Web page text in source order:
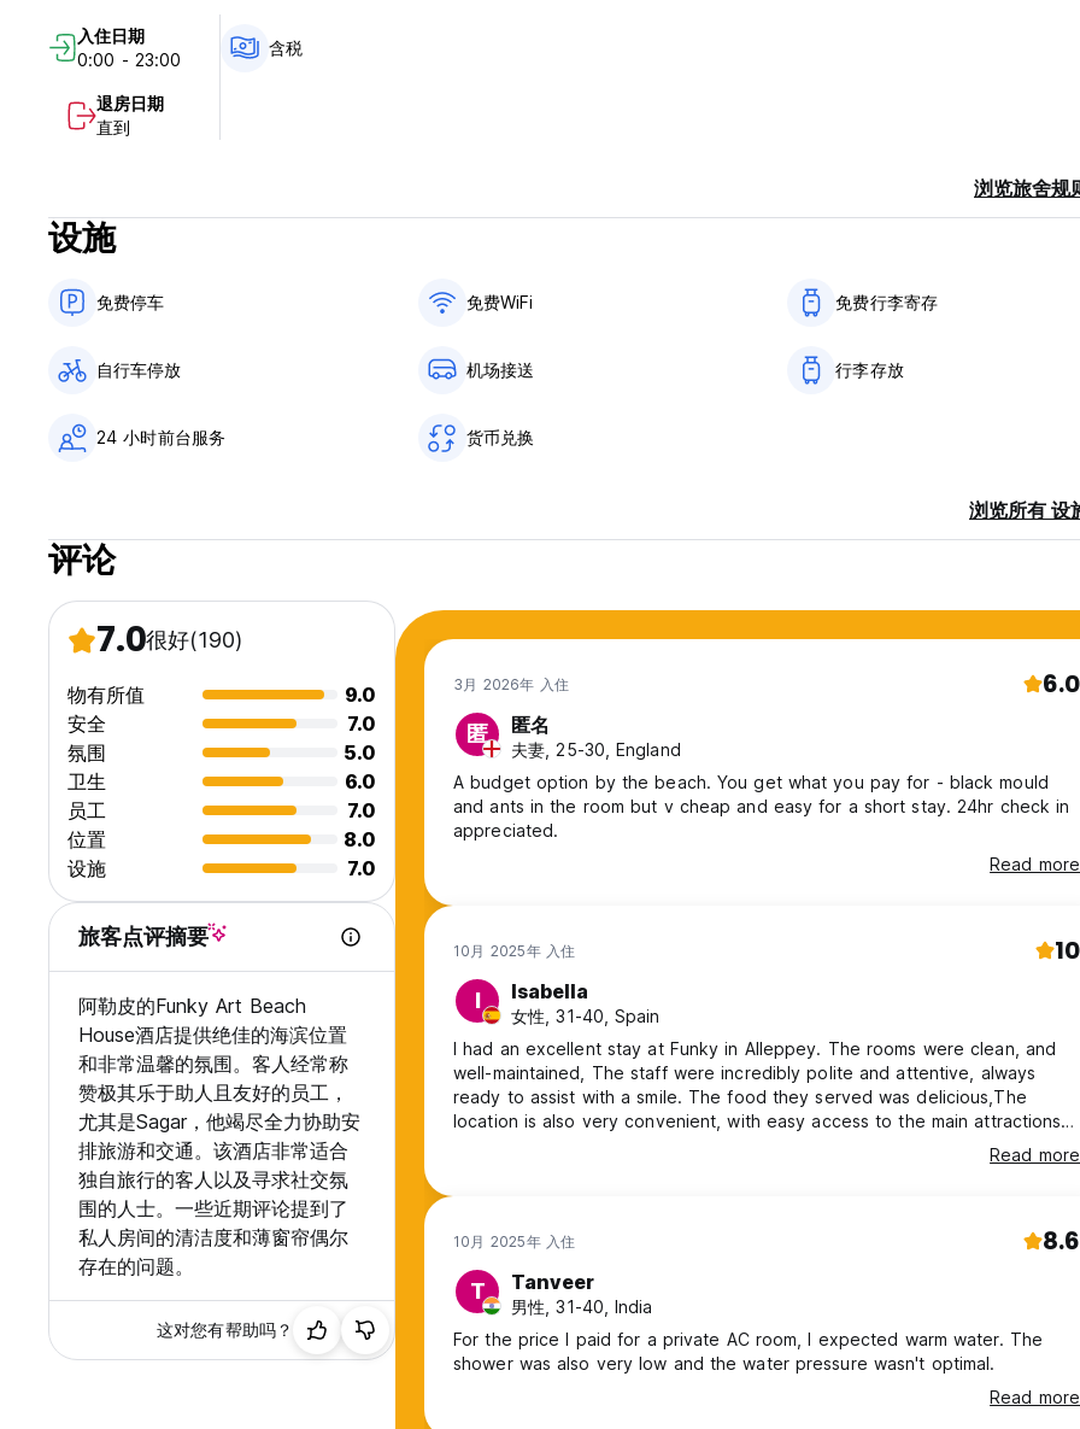
入住日期
0:00 - 23:00
退房日期
直到
含税
浏览旅舍规
设施
免费停车 免费WiFi 免费行李寄存
自行车停放 机场接送 行李存放
24 小时前台服务 货币兑换
浏览所有 设
评论
7.0很好(190)
物有所值
9.0
安全
7.0
氛围
5.0
卫生
6.0
员工
7.0
位置
8.0
设施
7.0
旅客点评摘要
阿勒皮的Funky Art Beach
House酒店提供绝佳的海滨位置
和非常温馨的氛围。客人经常称
赞极其乐于助人且友好的员工，
尤其是Sagar，他竭尽全力协助安
排旅游和交通。该酒店非常适合
独自旅行的客人以及寻求社交氛
围的人士。一些近期评论提到了
私人房间的清洁度和薄窗帘偶尔
存在的问题。
这对您有帮助吗？
3月 2026年 入住 6.0
匿 匿名
夫妻, 25-30, England
A budget option by the beach. You get what you pay for - black mould
and ants in the room but v cheap and easy for a short stay. 24hr check in
appreciated.
Read more
10月 2025年 入住 10
I Isabella
女性, 31-40, Spain
I had an excellent stay at Funky in Alleppey. The rooms were clean, and
well-maintained, The staff were incredibly polite and attentive, always
ready to assist with a smile. The food they served was delicious,The
location is also very convenient, with easy access to the main attractions
Read more
10月 2025年 入住 8.6
T Tanveer
男性, 31-40, India
For the price I paid for a private AC room, I expected warm water. The
shower was also very low and the water pressure wasn't optimal.
Read more